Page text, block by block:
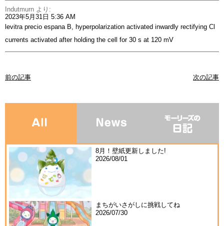
Indutmurn より:
2023年5月31日 5:36 AM
levitra precio espanaB, hyperpolarization activated inwardly rectifying Cl
currents activated after holding the cell for 30 s at 120 mV
前の記事 次の記事
8月！壁紙更新しました!
2026/08/01
まちがいさがしに挑戦してね
2026/07/30